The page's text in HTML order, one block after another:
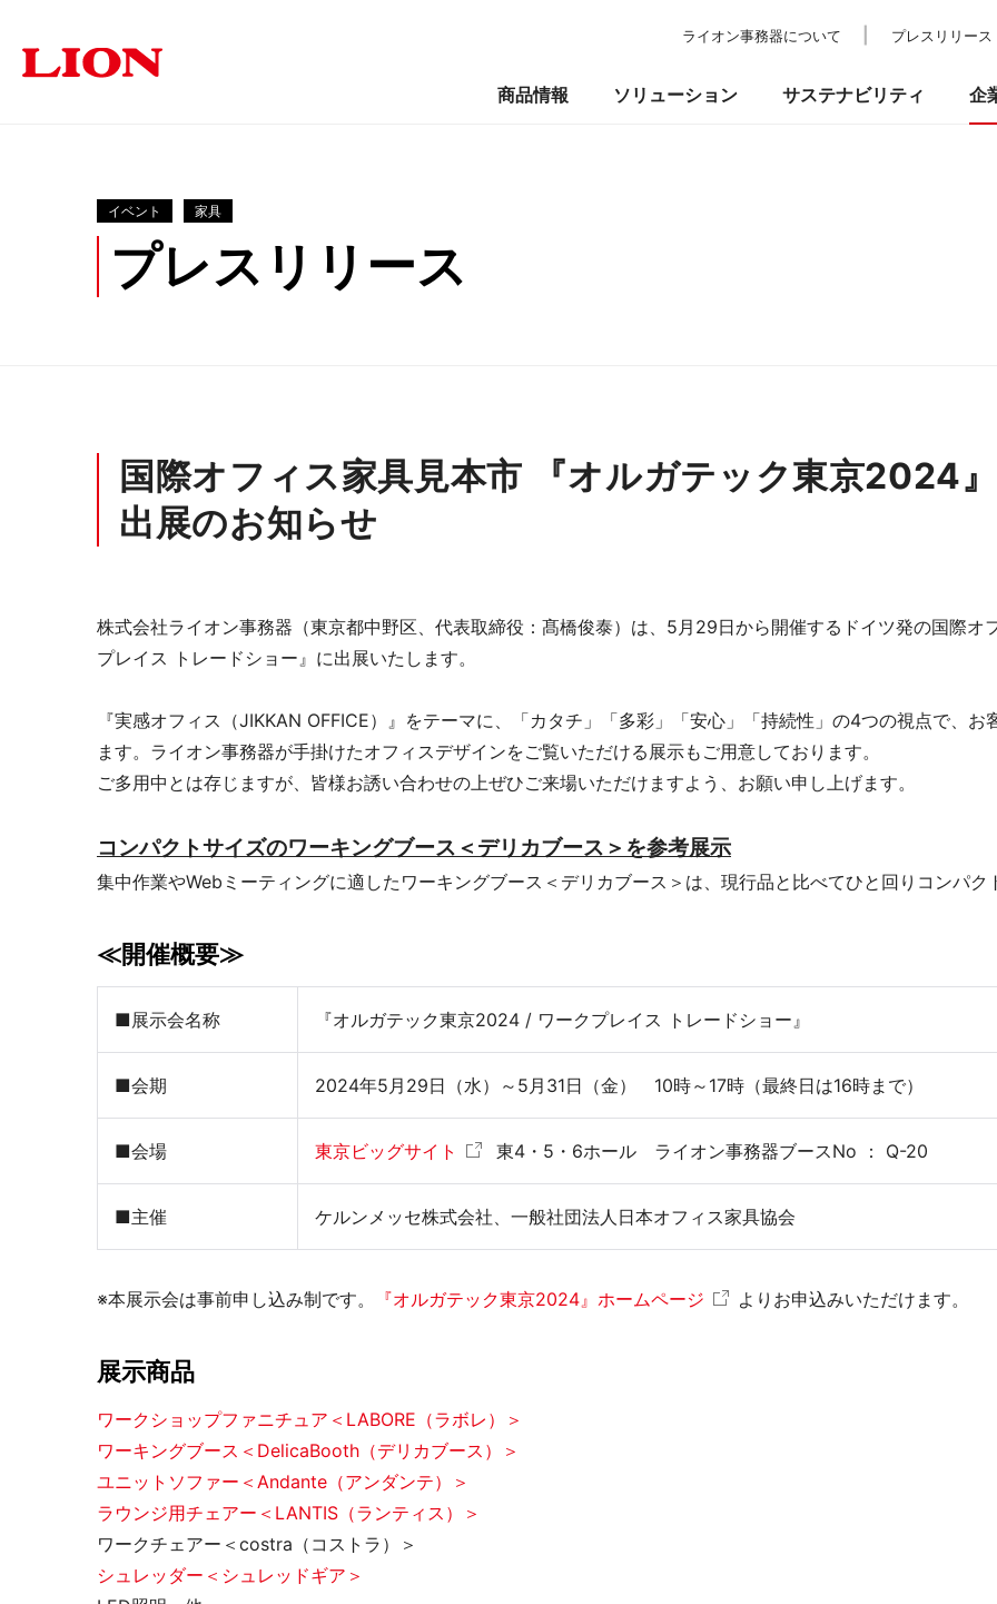
プレスリリース
イベント 家具
国際オフィス家具見本市 『オルガテック東京2024』
出展のお知らせ
株式会社ライオン事務器（東京都中野区、代表取締役：髙橋俊泰）は、5月29日から開催するドイツ発の国際
プレイス トレードショー』に出展いたします。
『実感オフィス（JIKKAN OFFICE）』をテーマに、「カタチ」「多彩」「安心」「持続性」の4つの視点で、
ます。ライオン事務器が手掛けたオフィスデザインをご覧いただける展示もご用意しております。
ご多用中とは存じますが、皆様お誘い合わせの上ぜひご来場いただけますよう、お願い申し上げます。
コンパクトサイズのワーキングブース＜デリカブース＞を参考展示
集中作業やWebミーティングに適したワーキングブース＜デリカブース＞は、現行品と比べてひと回りコンパク
≪開催概要≫
■展示会名称 『オルガテック東京2024 / ワークプレイス トレードショー』
■会期 2024年5月29日（水）～5月31日（金） 10時～17時（最終日は16時まで）
■会場 東京ビッグサイト 東4・5・6ホール ライオン事務器ブースNo ： Q-20
■主催 ケルンメッセ株式会社、一般社団法人日本オフィス家具協会
※本展示会は事前申し込み制です。 『オルガテック東京2024』ホームページ よりお申込みいただけます。
展示商品
ワークショップファニチュア＜LABORE（ラボレ）＞
ワーキングブース＜DelicaBooth（デリカブース）＞
ユニットソファー＜Andante（アンダンテ）＞
ラウンジ用チェアー＜LANTIS（ランティス）＞
ワークチェアー＜costra（コストラ）＞
シュレッダー＜シュレッドギア＞
ライオン事務器について プレスリリース
商品情報
オフィス家具
オープンコミュニケーション
デスク・テーブル
個室ブース・パーティション
チェアー
ミーティングサポート
文具・事務用品
事務用品
夢工房プロジェクト
抗菌対応商品
商品情報
ソリューション
オフィス 福祉・医療施設
ソリューション
サステナビリティ
トップメッセージ サステナビリティの考え方
サステナビリティ
企業情報
トップメッセージ ライオン事務器について
企
投資家の皆さま
経営方針 個人投資家の皆さまへ
IRに関するよくあるご質問